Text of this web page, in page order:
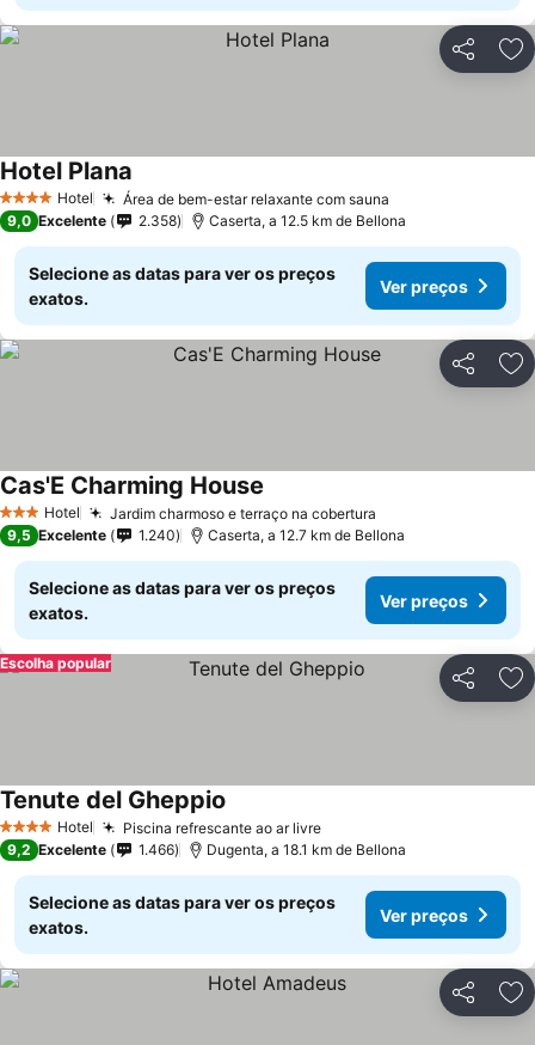
Partilhar
4 EstrelasHotel Área de bem-estar relaxante com sauna
Hotel Plana
9,0 Excelente 2.358 Caserta, a 12.5 km de Bellona
Selecione as datas para ver os preços
exatos.
Ver preços
Partilhar
3 EstrelasHotel Jardim charmoso e terraço na cobertura
Cas'E Charming House
9,5 Excelente 1.240 Caserta, a 12.7 km de Bellona
Selecione as datas para ver os preços
exatos.
Ver preços
Partilhar
Escolha popular
4 EstrelasHotel Piscina refrescante ao ar livre
Tenute del Gheppio
9,2 Excelente 1.466 Dugenta, a 18.1 km de Bellona
Selecione as datas para ver os preços
exatos.
Ver preços
Partilhar